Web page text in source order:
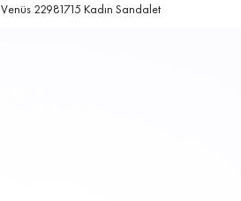
Venüs 22981715 Kadın Sandalet